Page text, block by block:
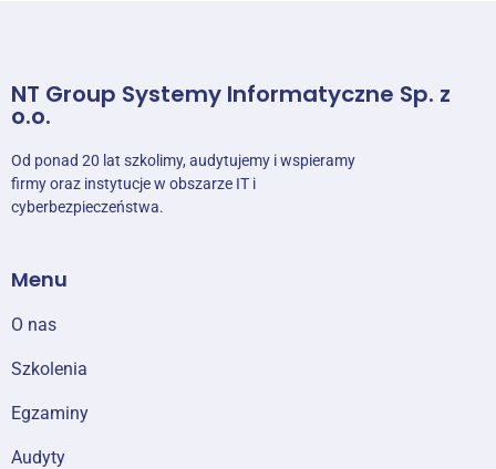
NT Group Systemy Informatyczne Sp. z
o.o.
Od ponad 20 lat szkolimy, audytujemy i wspieramy
firmy oraz instytucje w obszarze IT i
cyberbezpieczeństwa.
Menu
O nas
Szkolenia
Egzaminy
Audyty